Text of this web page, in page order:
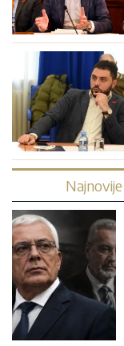
Najnovije